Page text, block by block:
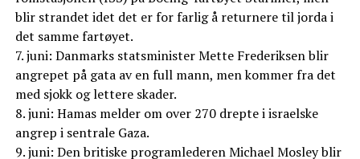
blir strandet idet det er for farlig å returnere til jorda i
det samme fartøyet.
7. juni: Danmarks statsminister Mette Frederiksen blir
angrepet på gata av en full mann, men kommer fra det
med sjokk og lettere skader.
8. juni: Hamas melder om over 270 drepte i israelske
angrep i sentrale Gaza.
9. juni: Den britiske programlederen Michael Mosley blir